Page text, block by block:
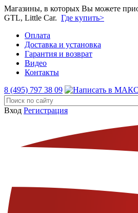
Магазины, в которых Вы можете
GTL, Little Car. Где купить>
Оплата
Доставка и установка
Гарантия и возврат
Видео
Контакты
8 (495) 797 38 09
Вход Регистрация